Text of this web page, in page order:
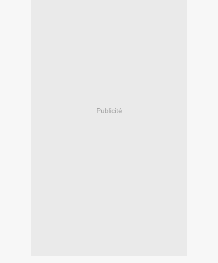
Publicité